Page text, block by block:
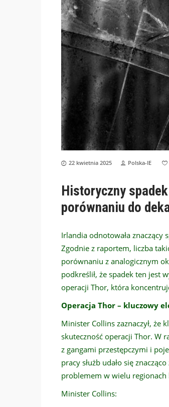
22 kwietnia 2025 Polska-IE
Historyczny
porównaniu do
Irlandia odnotowała znaczący
Zgodnie z raportem, liczba
porównaniu z analogicznym
podkreślił, że spadek ten jest
operacji Thor, która
Operacja Thor – kluczowy
Minister Collins zaznaczył, że
skuteczność operacji Thor. W
z gangami przestępczymi i
pracy służb udało się
problemem w wielu regionach
Minister Collins: